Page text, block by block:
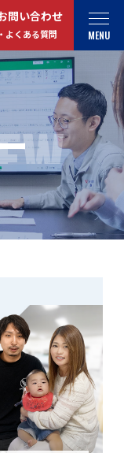
MENU
問い合わせ
・よくある質問
コラム
シーポリシー
わせ
ログイン
タビュー